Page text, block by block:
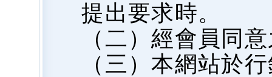
提出要求時。
（二）經會員同
（三）本網站於